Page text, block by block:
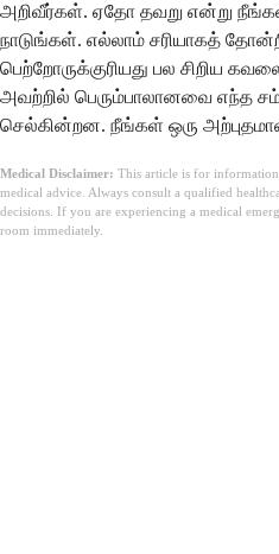
அறிவீர்கள். ஏதோ தவறு என்று
நாடுங்கள். எல்லாம் சரியாகத்
பெற்றோருக்குரியது பல சிறிய
அவற்றில் பெரும்பாலானவை எந்த
செல்கின்றன. நீங்கள் ஒரு
Medical Disclaimer: This article is for
medical advice. Always consult a qualified
decisions. If you are experiencing a medical
room immediately.